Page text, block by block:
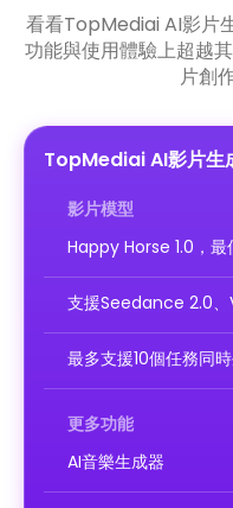
看看TopMediai AI影片
功能與使用體驗上超越
片創
TopMediai AI影片生
影片模型
Happy Horse 1.0，最
支援Seedance 2.0、
最多支援10個任務同
更多功能
AI音樂生成器